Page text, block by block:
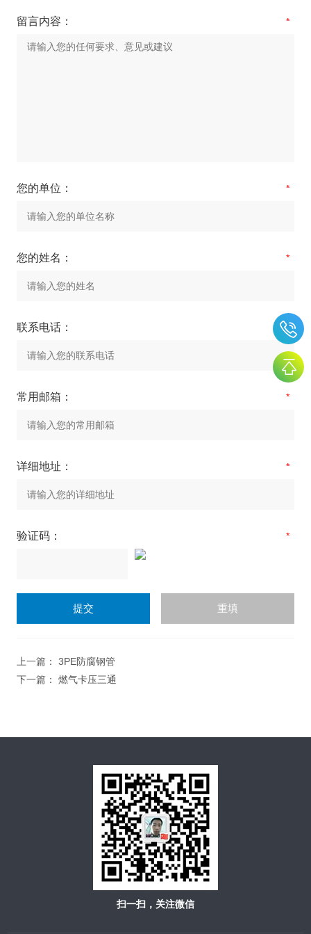
留言内容：
您的单位：
您的姓名：
联系电话：
常用邮箱：
详细地址：
验证码：
上一篇： 3PE防腐钢管
下一篇： 燃气卡压三通
扫一扫，关注微信